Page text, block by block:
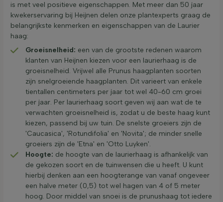
is met veel positieve eigenschappen. Met meer dan 50 jaar
kwekerservaring bij Heijnen delen onze plantexperts graag de
belangrijkste kenmerken en eigenschappen van de Laurier
haag:
Groeisnelheid: een van de grootste redenen waarom
klanten van Heijnen kiezen voor een laurierhaag is de
groeisnelheid. Vrijwel alle Prunus haagplanten soorten
zijn snelgroeiende haagplanten. Dit varieert van enkele
tientallen centimeters per jaar tot wel 40-60 cm groei
per jaar. Per laurierhaag soort geven wij aan wat de te
verwachten groeisnelheid is, zodat u de beste haag kunt
kiezen, passend bij uw tuin. De snelste groeiers zijn de
'Caucasica', 'Rotundifolia' en 'Novita'; de minder snelle
groeiers zijn de 'Etna' en 'Otto Luyken'.
Hoogte: de hoogte van de laurierhaag is afhankelijk van
de gekozen soort en de tuinwensen die u heeft. U kunt
hierbij denken aan een hoogterange van vanaf ongeveer
een halve meter (0,5) tot wel hagen van 4 of 5 meter
hoog. Door middel van snoei is de prunushaag tot iedere